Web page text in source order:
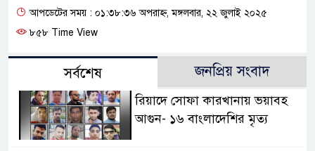
আপডেটের সময় : ০১:৩৮:৩৬ অপরাহ্ন, মঙ্গলবার, ২২ জুলাই ২০২৫
৮৫৮ Time View
সর্বশেষ জনপ্রিয় সংবাদ
রিয়াদে সোফা কারখানায় ভয়াবহ
আগুন- ১৬ বাংলাদেশির মৃত্য